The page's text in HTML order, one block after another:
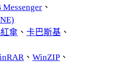
Messenger 、
傘 、 卡巴斯基 、
、 WinZIP 、